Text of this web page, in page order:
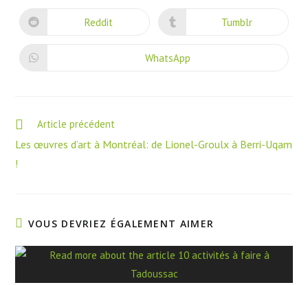
new
window
new
window
Opens
Reddit Opens
Tumblr
Opens
WhatsApp
Read
articles
Article précédent
Les œuvres d’art à Montréal: de Lionel-Groulx à Berri-Uqam
!
VOUS DEVRIEZ ÉGALEMENT AIMER